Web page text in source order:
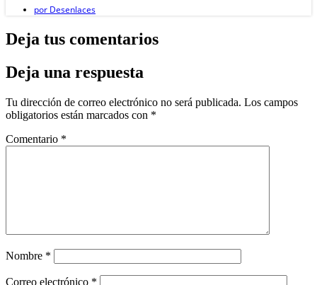
por Desenlaces
Deja tus comentarios
Deja una respuesta
Tu dirección de correo electrónico no será publicada. Los campos
obligatorios están marcados con *
Comentario *
Nombre *
Correo electrónico *